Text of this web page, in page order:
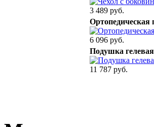
3 489 руб.
6 096 руб.
Подушка
11 787 руб.